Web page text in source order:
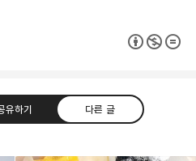
유하기 다른 글